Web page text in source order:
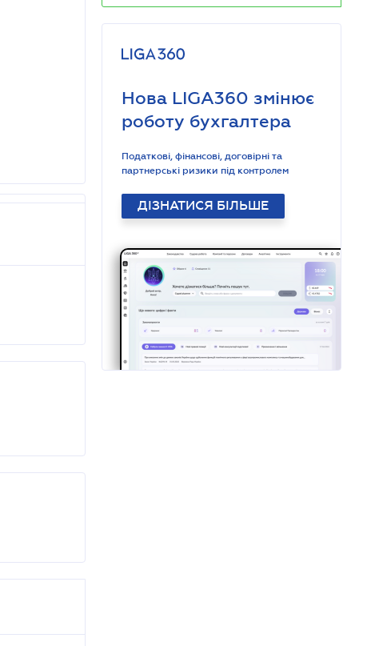
Нова LIGA360 змінює
роботу бухгалтера
Податкові, фінансові, договірні та
партнерські ризики під контролем
ДІЗНАТИСЯ БІЛЬШЕ